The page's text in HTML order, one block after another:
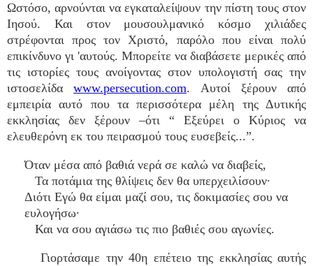
Ωστόσο, αρνούνται να εγκαταλείψουν την πίστη τους στον
Ιησού. Και στον μουσουλμανικό κόσμο χιλιάδες
στρέφονται προς τον Χριστό, παρόλο που είναι πολύ
επικίνδυνο γι 'αυτούς. Μπορείτε να διαβάσετε μερικές από
τις ιστορίες τους ανοίγοντας στον υπολογιστή σας την
ιστοσελίδα www.persecution.com. Αυτοί ξέρουν από
εμπειρία αυτό που τα περισσότερα μέλη της Δυτικής
εκκλησίας δεν ξέρουν –ότι “ Εξεύρει ο Κύριος να
ελευθερόνη εκ του πειρασμού τους ευσεβείς...”.
Όταν μέσα από βαθιά νερά σε καλώ να διαβείς,
Τα ποτάμια της θλίψεις δεν θα υπερχειλίσουν·
Διότι Εγώ θα είμαι μαζί σου, τις δοκιμασίες σου να
ευλογήσω·
Και να σου αγιάσω τις πιο βαθιές σου αγωνίες.
Γιορτάσαμε την 40η επέτειο της εκκλησίας αυτής